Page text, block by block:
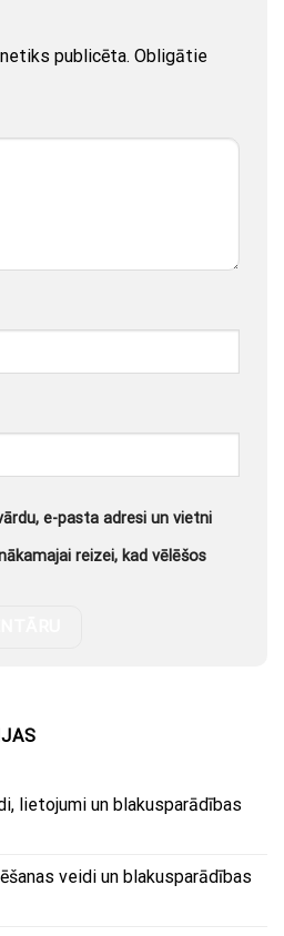
publicēta. Obligātie
e-pasta adresi un vietni
reizei, kad vēlēšos
lietojumi un blakusparādības
veidi un blakusparādības